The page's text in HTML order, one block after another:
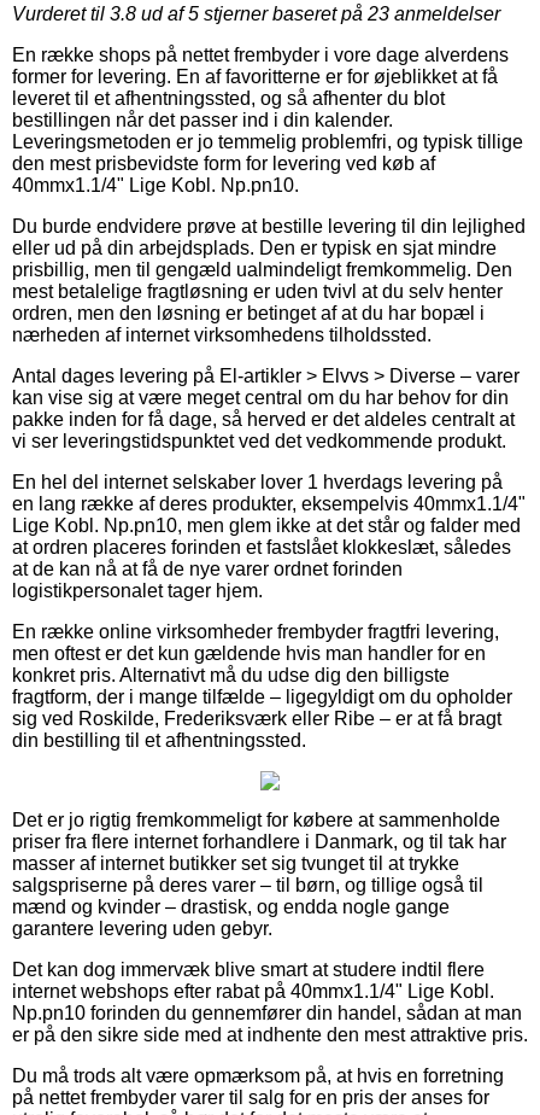
Vurderet til 3.8 ud af 5 stjerner baseret på 23 anmeldelser
En række shops på nettet frembyder i vore dage alverdens
former for levering. En af favoritterne er for øjeblikket at få
leveret til et afhentningssted, og så afhenter du blot
bestillingen når det passer ind i din kalender.
Leveringsmetoden er jo temmelig problemfri, og typisk tillige
den mest prisbevidste form for levering ved køb af
40mmx1.1/4" Lige Kobl. Np.pn10.
Du burde endvidere prøve at bestille levering til din lejlighed
eller ud på din arbejdsplads. Den er typisk en sjat mindre
prisbillig, men til gengæld ualmindeligt fremkommelig. Den
mest betalelige fragtløsning er uden tvivl at du selv henter
ordren, men den løsning er betinget af at du har bopæl i
nærheden af internet virksomhedens tilholdssted.
Antal dages levering på El-artikler > Elvvs > Diverse – varer
kan vise sig at være meget central om du har behov for din
pakke inden for få dage, så herved er det aldeles centralt at
vi ser leveringstidspunktet ved det vedkommende produkt.
En hel del internet selskaber lover 1 hverdags levering på
en lang række af deres produkter, eksempelvis 40mmx1.1/4"
Lige Kobl. Np.pn10, men glem ikke at det står og falder med
at ordren placeres forinden et fastslået klokkeslæt, således
at de kan nå at få de nye varer ordnet forinden
logistikpersonalet tager hjem.
En række online virksomheder frembyder fragtfri levering,
men oftest er det kun gældende hvis man handler for en
konkret pris. Alternativt må du udse dig den billigste
fragtform, der i mange tilfælde – ligegyldigt om du opholder
sig ved Roskilde, Frederiksværk eller Ribe – er at få bragt
din bestilling til et afhentningssted.
Det er jo rigtig fremkommeligt for købere at sammenholde
priser fra flere internet forhandlere i Danmark, og til tak har
masser af internet butikker set sig tvunget til at trykke
salgspriserne på deres varer – til børn, og tillige også til
mænd og kvinder – drastisk, og endda nogle gange
garantere levering uden gebyr.
Det kan dog immervæk blive smart at studere indtil flere
internet webshops efter rabat på 40mmx1.1/4" Lige Kobl.
Np.pn10 forinden du gennemfører din handel, sådan at man
er på den sikre side med at indhente den mest attraktive pris.
Du må trods alt være opmærksom på, at hvis en forretning
på nettet frembyder varer til salg for en pris der anses for